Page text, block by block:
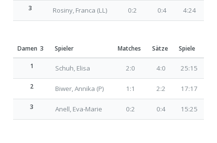
3 Rosiny, Franca (LL) 0:2 0:4 4:24
Damen 3 Spieler Matches Sätze Spiele
1 Schuh, Elisa 2:0 4:0 25:15
2 Biwer, Annika (P) 1:1 2:2 17:17
3 Anell, Eva-Marie 0:2 0:4 15:25